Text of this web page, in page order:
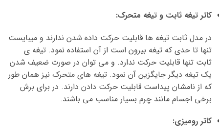
کاتر تیغه ثابت و تیغه متحرک:
در مدل ثابت تیغه ها قابلیت حرکت داده شدن ندارند و میبایست
تنها تا حدی که تیغه بیرون است از آن استفاده نمود. تیغه ی
ثابت تنها قابلیت حرکت ندارد. و می توان در صورت ضعیف شدن
یک تیغه دیگر جایگزین آن نمود. تیغه های متحرک نیز همان طور
که از نامشان پیداست قابلیت حرکت دادن دارند. در برای برش
برخی اجسام مانند چرم بسیار مناسب می باشند.
کاتر رومیزی: